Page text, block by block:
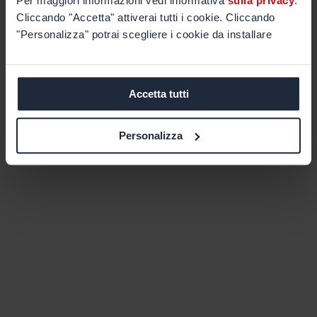
Cliccando "Accetta" attiverai tutti i cookie. Cliccando
"Personalizza" potrai scegliere i cookie da installare
Accetta tutti
Personalizza